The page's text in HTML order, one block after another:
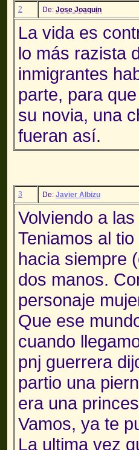
2 De: Jose Joaquin
La vida es
lo más razista
inmigrantes
parte, para
su novia, una
fueran así.
3 De: Javier Albizu
Volviendo a
Teniamos al
hacia siempre
dos manos.
personaje
Que ese
cuando
pnj guerrera
partio una
era una
Vamos, ya te
La ultima vez